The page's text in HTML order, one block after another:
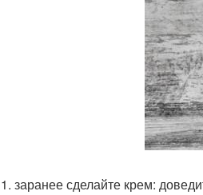
1. заранее сделайте крем: